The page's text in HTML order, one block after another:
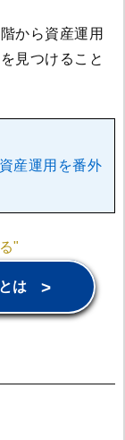
から資産運用
見つけること
産運用を番外
"
は >